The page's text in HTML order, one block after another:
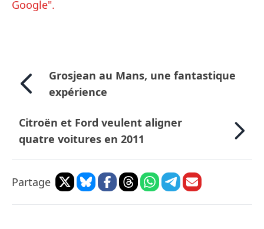
Google".
Grosjean au Mans, une fantastique
expérience
Citroën et Ford veulent aligner
quatre voitures en 2011
Partage